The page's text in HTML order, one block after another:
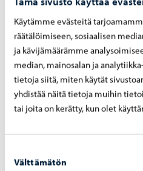
Käytämme evästeitä
räätälöimiseen, sosiaalisen
ja kävijämäärämme
median, mainosalan ja
tietoja siitä, miten käytät
yhdistää näitä tietoja muihin
tai joita on kerätty, kun olet
valinta
Välttämätön
Aiheeseen